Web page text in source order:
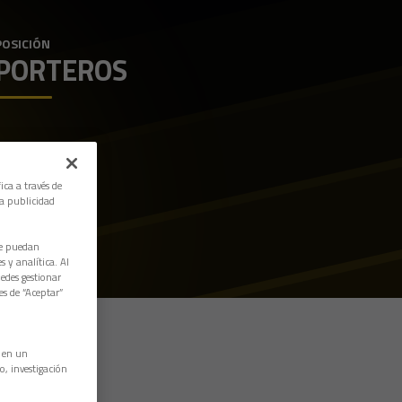
a través de
publicidad
puedan
y analítica. Al
gestionar
de “Aceptar”
un
investigación